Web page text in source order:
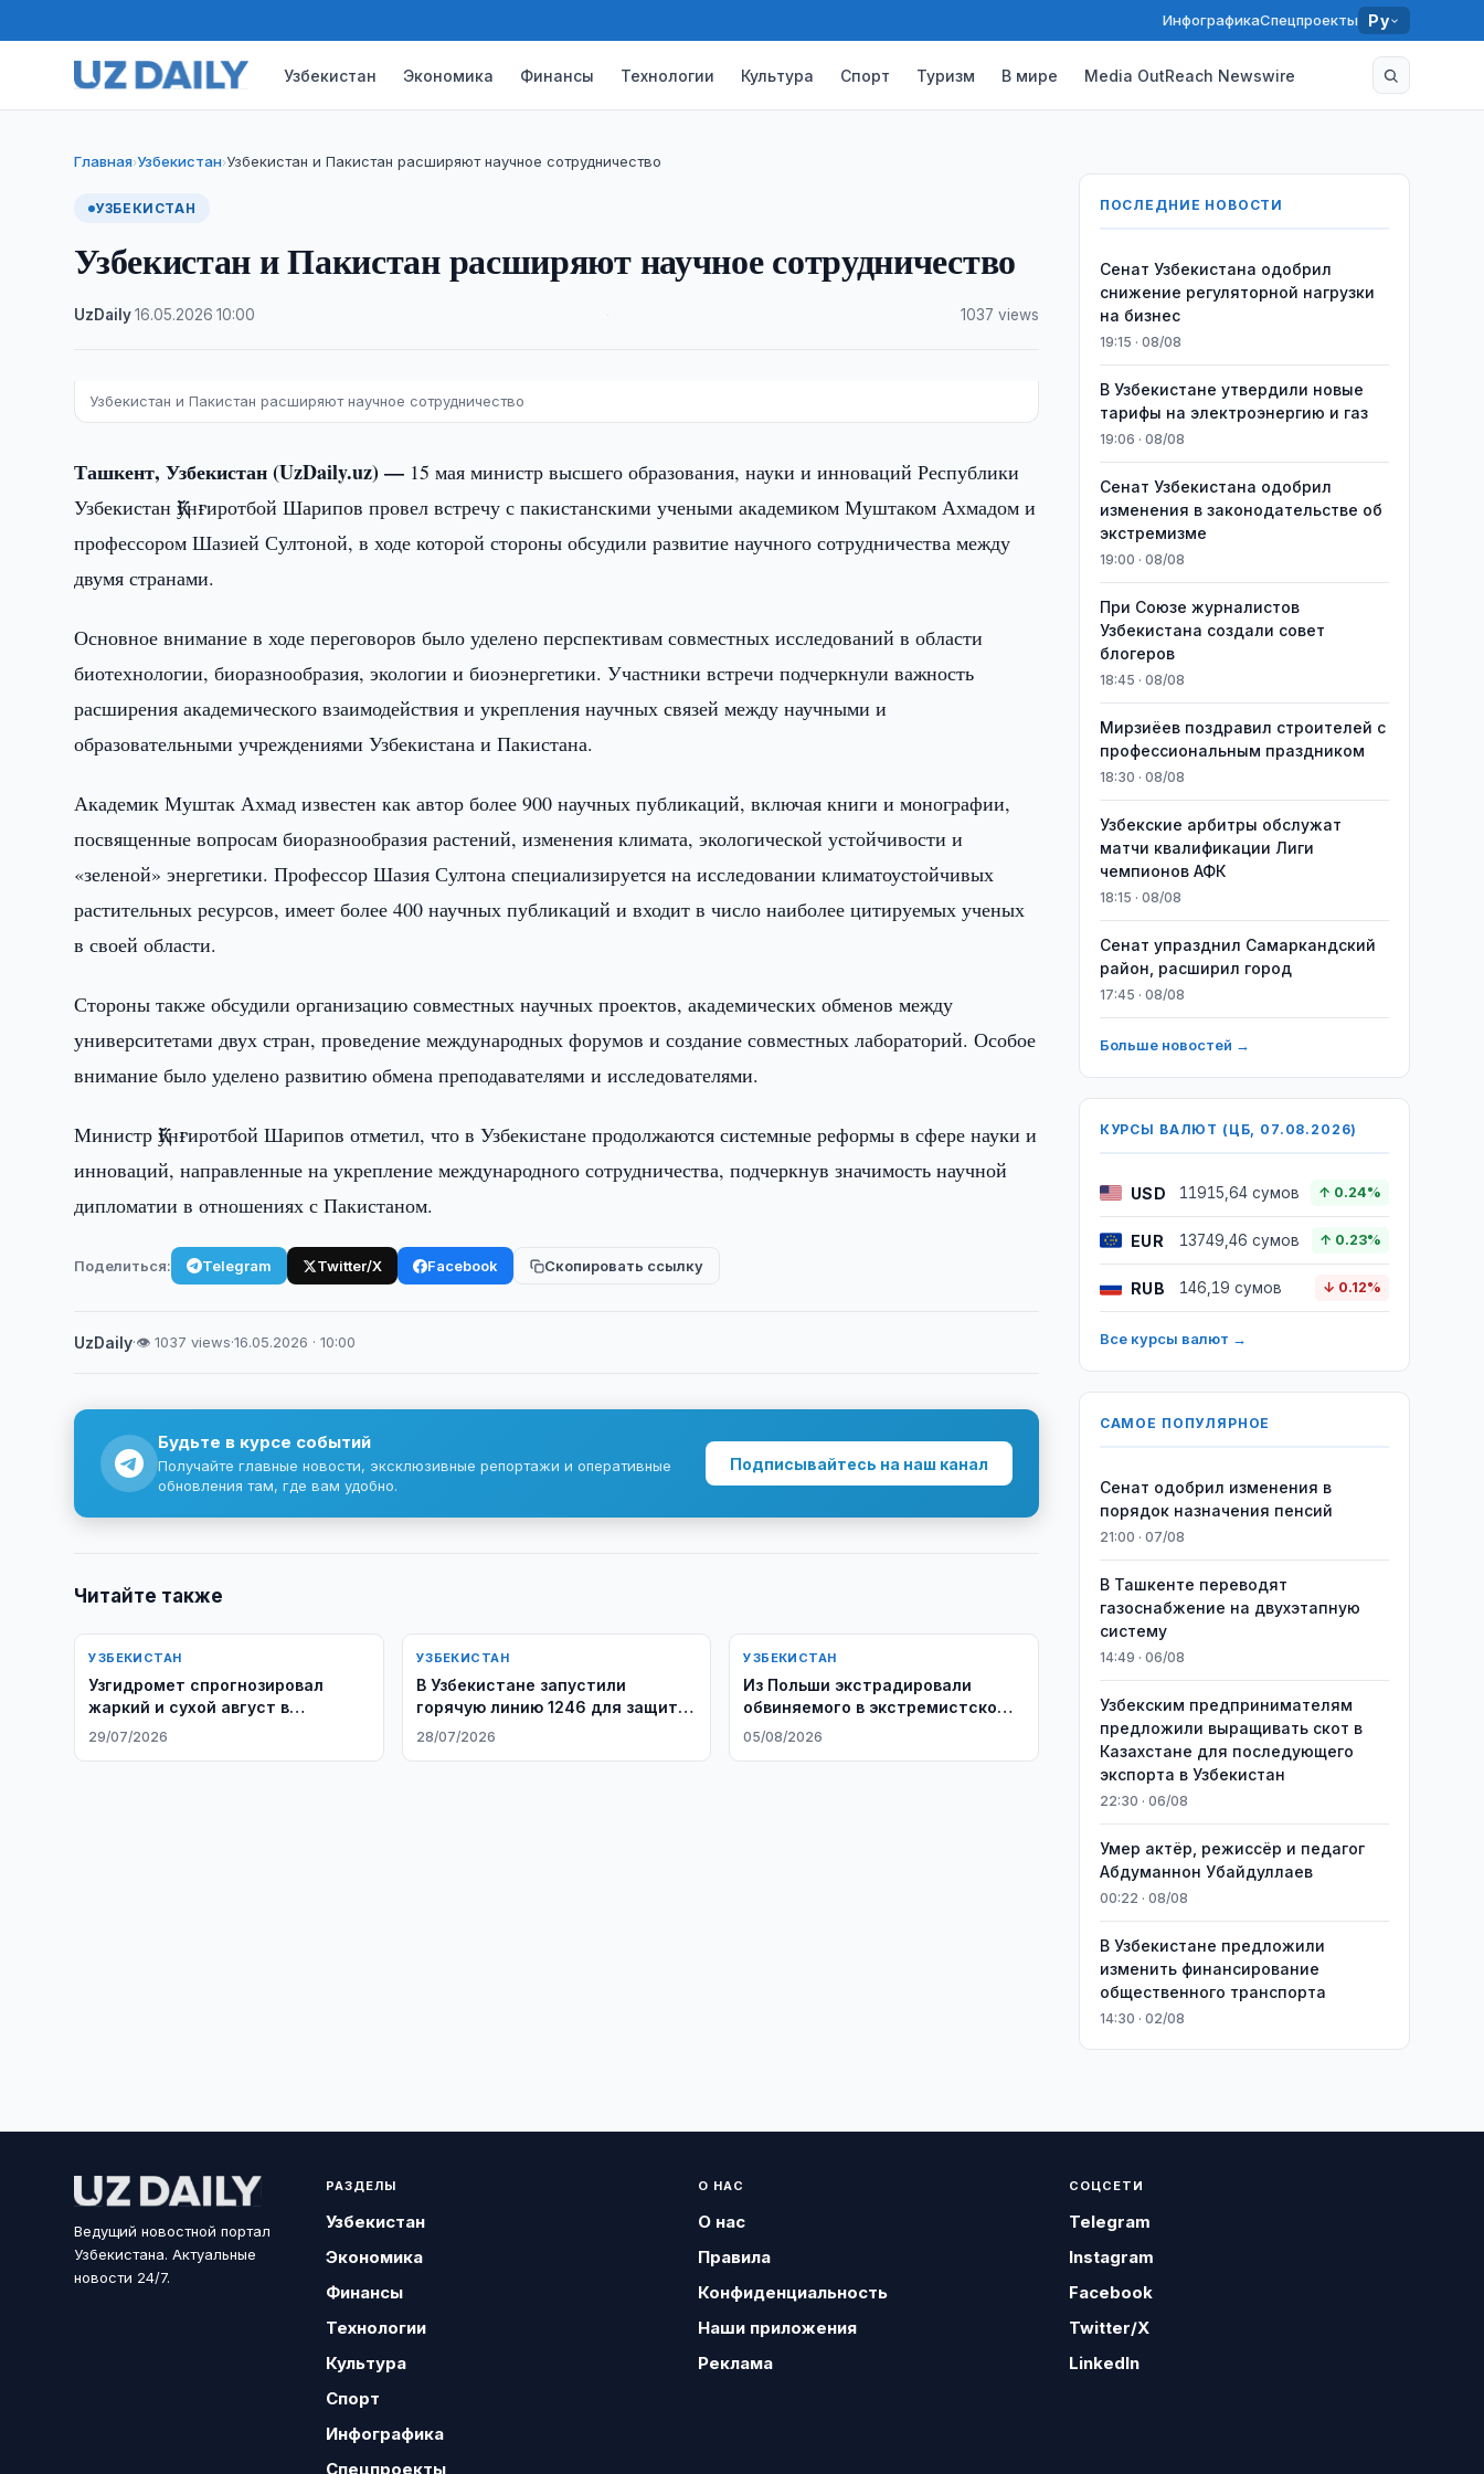
ИнфографикаСпецпроекты Ру
Узбекистан Экономика Финансы Технологии Культура Спорт Туризм В мире Media OutReach Newswire
Главная›Узбекистан›Узбекистан и Пакистан расширяют научное сотрудничество
УЗБЕКИСТАН
Узбекистан и Пакистан расширяют научное сотрудничество
UzDaily·16.05.2026 ·10:00 1037 views
Узбекистан и Пакистан расширяют научное сотрудничество
Ташкент, Узбекистан (UzDaily.uz) — 15 мая министр высшего образования, науки и инноваций Республики
Узбекистан Қўнғиротбой Шарипов провел встречу с пакистанскими учеными академиком Муштаком Ахмадом и
профессором Шазией Султоной, в ходе которой стороны обсудили развитие научного сотрудничества между
двумя странами.
Основное внимание в ходе переговоров было уделено перспективам совместных исследований в области
биотехнологии, биоразнообразия, экологии и биоэнергетики. Участники встречи подчеркнули важность
расширения академического взаимодействия и укрепления научных связей между научными и
образовательными учреждениями Узбекистана и Пакистана.
Академик Муштак Ахмад известен как автор более 900 научных публикаций, включая книги и монографии,
посвященные вопросам биоразнообразия растений, изменения климата, экологической устойчивости и
«зеленой» энергетики. Профессор Шазия Султона специализируется на исследовании климатоустойчивых
растительных ресурсов, имеет более 400 научных публикаций и входит в число наиболее цитируемых ученых
в своей области.
Стороны также обсудили организацию совместных научных проектов, академических обменов между
университетами двух стран, проведение международных форумов и создание совместных лабораторий. Особое
внимание было уделено развитию обмена преподавателями и исследователями.
Министр Қўнғиротбой Шарипов отметил, что в Узбекистане продолжаются системные реформы в сфере науки и
инноваций, направленные на укрепление международного сотрудничества, подчеркнув значимость научной
дипломатии в отношениях с Пакистаном.
Поделиться: Telegram Twitter/X Facebook Скопировать ссылку
UzDaily·👁 1037 views·16.05.2026 · 10:00
Будьте в курсе событий
Получайте главные новости, эксклюзивные репортажи и оперативные
обновления там, где вам удобно.
Подписывайтесь на наш канал
Читайте также
УЗБЕКИСТАН
Узгидромет спрогнозировал
жаркий и сухой август в
Узбекистане
29/07/2026
УЗБЕКИСТАН
В Узбекистане запустили
горячую линию 1246 для защиты
детей
28/07/2026
УЗБЕКИСТАН
Из Польши экстрадировали
обвиняемого в экстремистском
преступлении
05/08/2026
ПОСЛЕДНИЕ НОВОСТИ
Сенат Узбекистана одобрил
снижение регуляторной нагрузки
на бизнес
19:15 · 08/08
В Узбекистане утвердили новые
тарифы на электроэнергию и газ
19:06 · 08/08
Сенат Узбекистана одобрил
изменения в законодательстве об
экстремизме
19:00 · 08/08
При Союзе журналистов
Узбекистана создали совет
блогеров
18:45 · 08/08
Мирзиёев поздравил строителей с
профессиональным праздником
18:30 · 08/08
Узбекские арбитры обслужат
матчи квалификации Лиги
чемпионов АФК
18:15 · 08/08
Сенат упразднил Самаркандский
район, расширил город
17:45 · 08/08
Больше новостей →
КУРСЫ ВАЛЮТ (ЦБ, 07.08.2026)
USD 11915,64 сумов ↑ 0.24%
EUR 13749,46 сумов ↑ 0.23%
RUB 146,19 сумов ↓ 0.12%
Все курсы валют →
САМОЕ ПОПУЛЯРНОЕ
Сенат одобрил изменения в
порядок назначения пенсий
21:00 · 07/08
В Ташкенте переводят
газоснабжение на двухэтапную
систему
14:49 · 06/08
Узбекским предпринимателям
предложили выращивать скот в
Казахстане для последующего
экспорта в Узбекистан
22:30 · 06/08
Умер актёр, режиссёр и педагог
Абдуманнон Убайдуллаев
00:22 · 08/08
В Узбекистане предложили
изменить финансирование
общественного транспорта
14:30 · 02/08
Ведущий новостной портал
Узбекистана. Актуальные
новости 24/7.
РАЗДЕЛЫ
Узбекистан
Экономика
Финансы
Технологии
Культура
Спорт
Инфографика
Спецпроекты
О НАС
О нас
Правила
Конфиденциальность
Наши приложения
Реклама
СОЦСЕТИ
Telegram
Instagram
Facebook
Twitter/X
LinkedIn